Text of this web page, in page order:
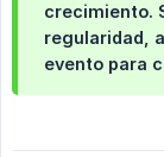
crecimiento.
regularidad,
evento para